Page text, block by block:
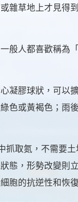
雜草地上才見得
般人都喜歡稱為
凝膠球狀，可以
色或黃褐色；雨
取氮，不需要土
態，形勢改變則
胞的抗逆性和恢